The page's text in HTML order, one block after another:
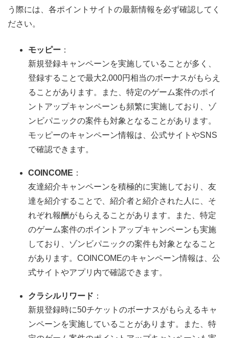
う際には、各ポイントサイトの最新情報を必ず確認してく
ださい。
モッピー ：
新規登録キャンペーンを実施していることが多く、
登録することで最大2,000円相当のボーナスがもらえ
ることがあります。また、特定のゲーム案件のポイ
ントアップキャンペーンも頻繁に実施しており、ゾ
ンビパニックの案件も対象となることがあります。
モッピーのキャンペーン情報は、公式サイトやSNS
で確認できます。
COINCOME ：
友達紹介キャンペーンを積極的に実施しており、友
達を紹介することで、紹介者と紹介された人に、そ
れぞれ報酬がもらえることがあります。また、特定
のゲーム案件のポイントアップキャンペーンも実施
しており、ゾンビパニックの案件も対象となること
があります。COINCOMEのキャンペーン情報は、公
式サイトやアプリ内で確認できます。
クラシルリワード ：
新規登録時に50チケットのボーナスがもらえるキャ
ンペーンを実施していることがあります。また、特